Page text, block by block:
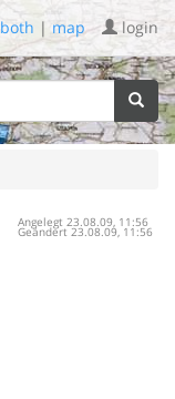
login
both | map
Angelegt 23.08.09, 11:56
Geändert 23.08.09, 11:56